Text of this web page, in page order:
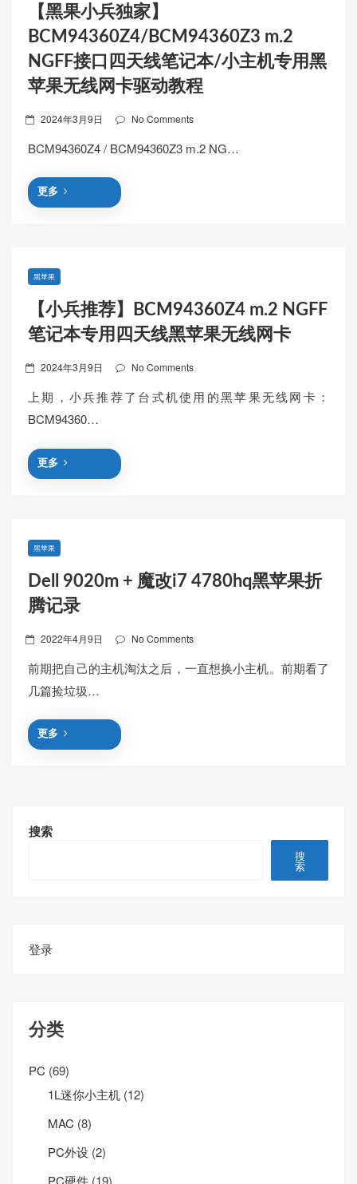
【黑果小兵独家】
BCM94360Z4/BCM94360Z3 m.2
NGFF接口四天线笔记本/小主机专用黑
苹果无线网卡驱动教程
Posted
2024年3月9日 No Comments
BCM94360Z4 / BCM94360Z3 m.2 NG…
更多
黑苹果
【小兵推荐】BCM94360Z4 m.2 NGFF
笔记本专用四天线黑苹果无线网卡
Posted
2024年3月9日 No Comments
上期，小兵推荐了台式机使用的黑苹果无线网卡：
BCM94360…
更多
黑苹果
Dell 9020m + 魔改i7 4780hq黑苹果折
腾记录
Posted
2022年4月9日 No Comments
前期把自己的主机淘汰之后，一直想换小主机。前期看了
几篇捡垃圾…
更多
搜索
搜
索
登录
分类
PC (69)
1L迷你小主机 (12)
MAC (8)
PC外设 (2)
PC硬件 (19)